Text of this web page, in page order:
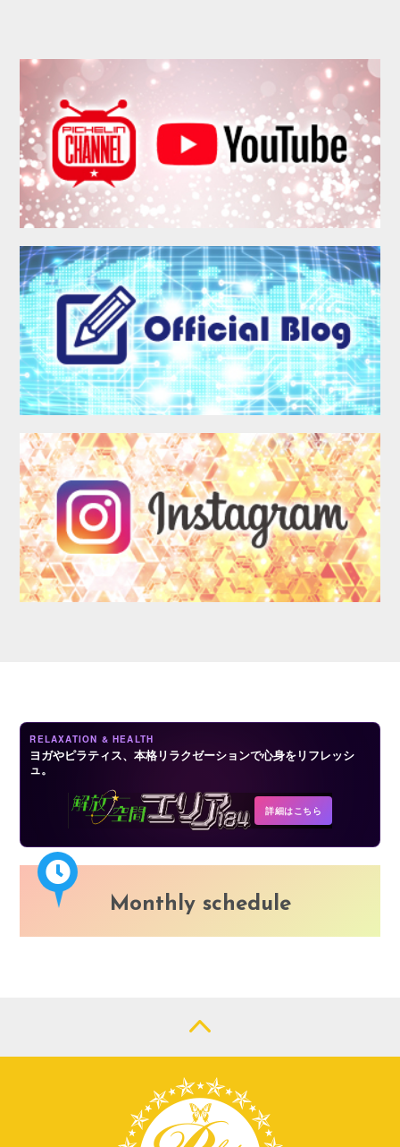
RELAXATION & HEALTH
ヨガやピラティス、本格リラクゼーションで心身をリフレッシ
ュ。
詳細はこちら
Monthly schedule